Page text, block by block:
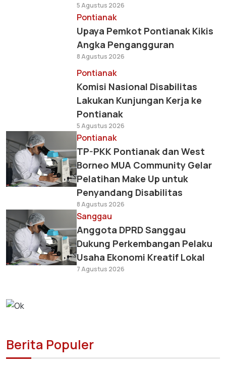
5 Agustus 2026
Pontianak
Upaya Pemkot Pontianak Kikis
Angka Pengangguran
8 Agustus 2026
Pontianak
Komisi Nasional Disabilitas
Lakukan Kunjungan Kerja ke
Pontianak
5 Agustus 2026
Pontianak
TP-PKK Pontianak dan West
Borneo MUA Community Gelar
Pelatihan Make Up untuk
Penyandang Disabilitas
8 Agustus 2026
Sanggau
Anggota DPRD Sanggau
Dukung Perkembangan Pelaku
Usaha Ekonomi Kreatif Lokal
7 Agustus 2026
Berita Populer